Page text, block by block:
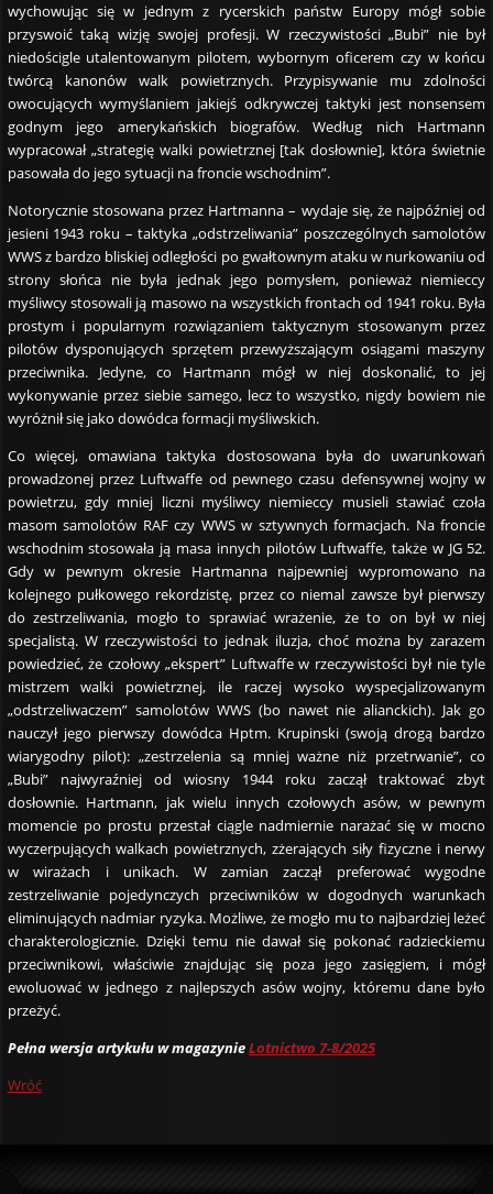
wychowując się w jednym z rycerskich państw Europy mógł sobie
przyswoić taką wizję swojej profesji. W rzeczywistości „Bubi” nie był
niedościgle utalentowanym pilotem, wybornym oficerem czy w końcu
twórcą kanonów walk powietrznych. Przypisywanie mu zdolności
owocujących wymyślaniem jakiejś odkrywczej taktyki jest nonsensem
godnym jego amerykańskich biografów. Według nich Hartmann
wypracował „strategię walki powietrznej [tak dosłownie], która świetnie
pasowała do jego sytuacji na froncie wschodnim”.
Notorycznie stosowana przez Hartmanna – wydaje się, że najpóźniej od
jesieni 1943 roku – taktyka „odstrzeliwania” poszczególnych samolotów
WWS z bardzo bliskiej odległości po gwałtownym ataku w nurkowaniu od
strony słońca nie była jednak jego pomysłem, ponieważ niemieccy
myśliwcy stosowali ją masowo na wszystkich frontach od 1941 roku. Była
prostym i popularnym rozwiązaniem taktycznym stosowanym przez
pilotów dysponujących sprzętem przewyższającym osiągami maszyny
przeciwnika. Jedyne, co Hartmann mógł w niej doskonalić, to jej
wykonywanie przez siebie samego, lecz to wszystko, nigdy bowiem nie
wyróżnił się jako dowódca formacji myśliwskich.
Co więcej, omawiana taktyka dostosowana była do uwarunkowań
prowadzonej przez Luftwaffe od pewnego czasu defensywnej wojny w
powietrzu, gdy mniej liczni myśliwcy niemieccy musieli stawiać czoła
masom samolotów RAF czy WWS w sztywnych formacjach. Na froncie
wschodnim stosowała ją masa innych pilotów Luftwaffe, także w JG 52.
Gdy w pewnym okresie Hartmanna najpewniej wypromowano na
kolejnego pułkowego rekordzistę, przez co niemal zawsze był pierwszy
do zestrzeliwania, mogło to sprawiać wrażenie, że to on był w niej
specjalistą. W rzeczywistości to jednak iluzja, choć można by zarazem
powiedzieć, że czołowy „ekspert” Luftwaffe w rzeczywistości był nie tyle
mistrzem walki powietrznej, ile raczej wysoko wyspecjalizowanym
„odstrzeliwaczem” samolotów WWS (bo nawet nie alianckich). Jak go
nauczył jego pierwszy dowódca Hptm. Krupinski (swoją drogą bardzo
wiarygodny pilot): „zestrzelenia są mniej ważne niż przetrwanie”, co
„Bubi” najwyraźniej od wiosny 1944 roku zaczął traktować zbyt
dosłownie. Hartmann, jak wielu innych czołowych asów, w pewnym
momencie po prostu przestał ciągle nadmiernie narażać się w mocno
wyczerpujących walkach powietrznych, zżerających siły fizyczne i nerwy
w wirażach i unikach. W zamian zaczął preferować wygodne
zestrzeliwanie pojedynczych przeciwników w dogodnych warunkach
eliminujących nadmiar ryzyka. Możliwe, że mogło mu to najbardziej leżeć
charakterologicznie. Dzięki temu nie dawał się pokonać radzieckiemu
przeciwnikowi, właściwie znajdując się poza jego zasięgiem, i mógł
ewoluować w jednego z najlepszych asów wojny, któremu dane było
przeżyć.
Pełna wersja artykułu w magazynieLotnictwo 7-8/2025
Wróć